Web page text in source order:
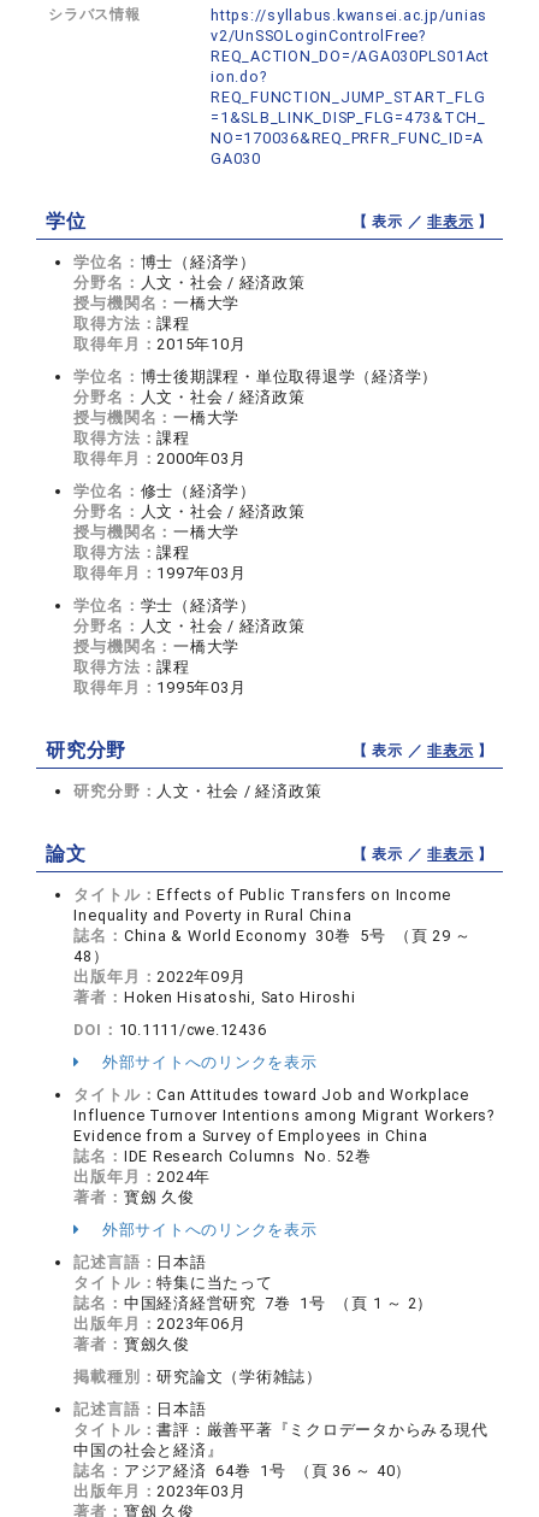
シラバス情報
https://syllabus.kwansei.ac.jp/unias
v2/UnSSOLoginControlFree?
REQ_ACTION_DO=/AGA030PLS01Act
ion.do?
REQ_FUNCTION_JUMP_START_FLG
=1&SLB_LINK_DISP_FLG=473&TCH_
NO=170036&REQ_PRFR_FUNC_ID=A
GA030
学位 【 表示 ／非表示 】
学位名： 博士（経済学）
分野名： 人文・社会 / 経済政策
授与機関名：一橋大学
取得方法：課程
取得年月：2015年10月
学位名： 博士後期課程・単位取得退学（経済学）
分野名： 人文・社会 / 経済政策
授与機関名：一橋大学
取得方法：課程
取得年月：2000年03月
学位名： 修士（経済学）
分野名： 人文・社会 / 経済政策
授与機関名：一橋大学
取得方法：課程
取得年月： 1997年03月
学位名： 学士（経済学）
分野名： 人文・社会 / 経済政策
授与機関名：一橋大学
取得方法：課程
取得年月： 1995年03月
研究分野 【 表示 ／非表示 】
研究分野： 人文・社会 / 経済政策
論文 【 表示 ／非表示 】
タイトル：Effects of Public Transfers on Income
Inequality and Poverty in Rural China
誌名： China & World Economy 30巻 5号 （頁 29 ～
48）
出版年月：2022年09月
著者： Hoken Hisatoshi, Sato Hiroshi
DOI： 10.1111/cwe.12436
外部サイトへのリンクを表示
タイトル：Can Attitudes toward Job and Workplace
Influence Turnover Intentions among Migrant Workers?
Evidence from a Survey of Employees in China
誌名： IDE Research Columns No. 52巻
出版年月：2024年
著者： 寳劔 久俊
外部サイトへのリンクを表示
記述言語： 日本語
タイトル：特集に当たって
誌名： 中国経済経営研究 7巻 1号 （頁 1 ～ 2）
出版年月：2023年06月
著者： 寳劔久俊
掲載種別：研究論文（学術雑誌）
記述言語： 日本語
タイトル：書評：厳善平著『ミクロデータからみる現代
中国の社会と経済』
誌名： アジア経済 64巻 1号 （頁 36 ～ 40）
出版年月：2023年03月
著者： 寳劔 久俊